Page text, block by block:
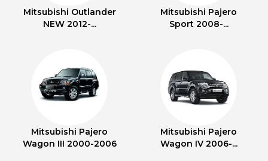
Mitsubishi Outlander
NEW 2012-...
Mitsubishi Pajero
Sport 2008-...
Mitsubishi Pajero
Wagon III 2000-2006
Mitsubishi Pajero
Wagon IV 2006-...